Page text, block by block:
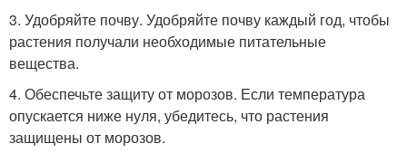
3. Удобряйте почву. Удобряйте почву каждый год, чтобы
растения получали необходимые питательные
вещества.
4. Обеспечьте защиту от морозов. Если температура
опускается ниже нуля, убедитесь, что растения
защищены от морозов.